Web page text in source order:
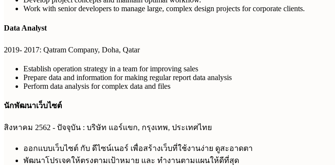
Work with senior developers to manage large, complex design projects for corporate clients.
Data Analyst
2019- 2017: Qatram Company, Doha, Qatar
Establish operation strategy in a team for improving sales
Prepare data and information for making regular report data analysis
Perform data analysis for complex data and files
นักพัฒนาเว็บไซต์
สิงหาคม 2562 - ปัจจุบัน : บริษัท แอร์แขก, กรุงเทพ, ประเทศไทย
ออกแบบเว็บไซต์ กับ ดีไซน์เนอร์ เพื่อสร้างเว็บที่ใช้งานง่าย ดูสะอาดตา
พัฒนาโปรเจคให้ตรงตามเป้าหมาย และ ทำงานตามแผนให้ดีที่สุด